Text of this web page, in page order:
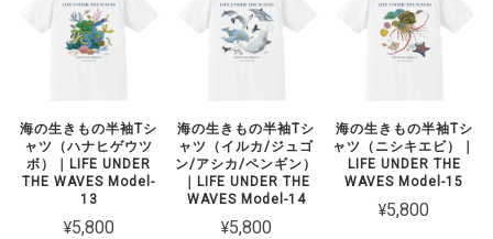
海の生きもの半袖Tシ
ャツ（ハナヒゲウツ
ボ）｜LIFE UNDER
THE WAVES Model-
13
¥5,800
海の生きもの半袖Tシ
ャツ（イルカ/ジュゴ
ン/アシカ/ペンギン）
｜LIFE UNDER THE
WAVES Model-14
¥5,800
海の生きもの半袖Tシ
ャツ（ニシキエビ）｜
LIFE UNDER THE
WAVES Model-15
¥5,800